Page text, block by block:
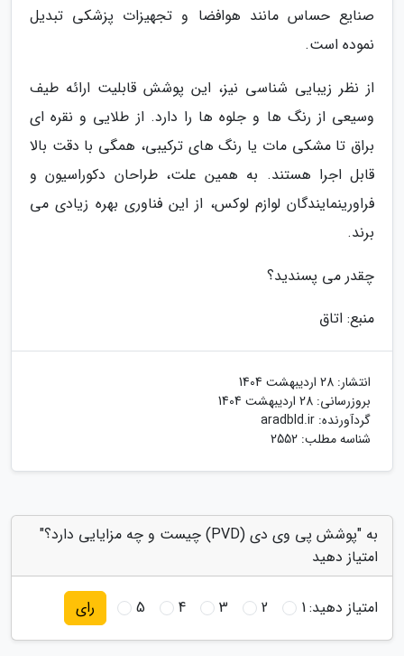
صنایع حساس مانند هوافضا و تجهیزات پزشکی تبدیل
نموده است.
از نظر زیبایی شناسی نیز، این پوشش قابلیت ارائه طیف
وسیعی از رنگ ها و جلوه ها را دارد. از طلایی و نقره ای
براق تا مشکی مات یا رنگ های ترکیبی، همگی با دقت بالا
قابل اجرا هستند. به همین علت، طراحان دکوراسیون و
فراورینمایندگان لوازم لوکس، از این فناوری بهره زیادی می
برند.
چقدر می پسندید؟
منبع: اتاق
انتشار: 28 اردیبهشت 1404
بروزرسانی: 28 اردیبهشت 1404
گردآورنده: aradbld.ir
شناسه مطلب: 2552
به "پوشش پی وی دی (PVD) چیست و چه مزایایی دارد؟"
امتیاز دهید
امتیاز دهید:1
2
3
4
5 رای